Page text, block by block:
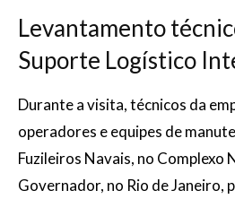
Levantamento
Suporte Logístico
Durante a visita, técnicos da
operadores e equipes de
Fuzileiros Navais, no Complexo
Governador, no Rio de Janeiro,